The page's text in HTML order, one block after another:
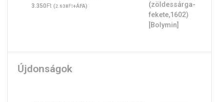
3.350Ft (2.638Ft+ÁFA)
Újdonságok